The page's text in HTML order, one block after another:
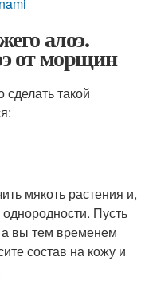
алоэ.
от морщин
такой
мякоть растения и,
Пусть
а вы тем временем
состав на кожу и